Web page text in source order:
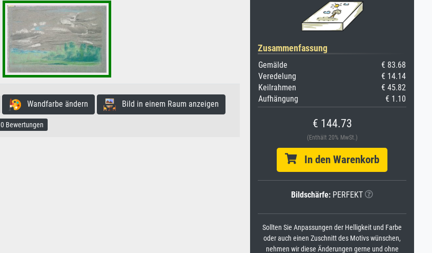
Wandfarbe ändern Bild in einem Raum anzeigen
0 Bewertungen
Zusammenfassung
Gemälde
€ 83.68
Veredelung
€ 14.14
Keilrahmen
€ 45.82
Aufhängung
€ 1.10
€ 144.73
(Enthält 20% MwSt.)
In den Warenkorb
Bildschärfe: PERFEKT
Sollten Sie Anpassungen der Helligkeit und Farbe
oder auch einen Zuschnitt des Motivs wünschen,
nehmen wir diese Änderungen gerne und ohne